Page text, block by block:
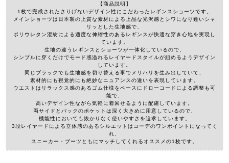
【商品説明】
1枚で完成されたさりげないデザイン性にこだわったレギンスショーツです。
メインショーツは日本製の上質な素材による上品な光沢感とシワになり難いシャ
リッとした生地感で、
ポリウレタン混紡による適度な伸縮性のあるレギンスが快適な穿き心地を実現し
ています。
生地の違うレギンスとショーツが一体化しているので、
シンプルに穿くだけでモード感溢れるレイヤードスタイルが組めるようデザイン
しています。
同じブラックでも生地感を切り替える事でメリハリを生み出していて、
素材的にも視覚的にも絶妙なニュアンスの違いを表現しています。
ウエストはリラックス感のあるゴム仕様をベースにドローコードによる調整も可
能で、
高いデザイン性ながら気軽に着回せるように配慮しています。
両サイドとバックのポケットは深く大きめに用意しているので、
機能性においても抜かりなく使いやすさを追求しています。
3段レイヤードによる立体感のあるシルエットはコーデのワンポイントになってく
れ、
スニーカー・ブーツともにマッチしてくれるオススメの1枚です。